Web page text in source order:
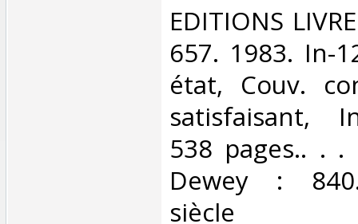
‎EDITIONS
657. 1983. In-
état, Couv.
satisfaisant,
538 pages.. . .
Dewey :
siècle‎